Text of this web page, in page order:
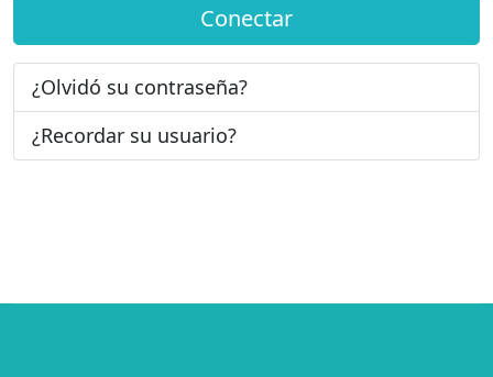
Conectar
¿Olvidó su contraseña?
¿Recordar su usuario?